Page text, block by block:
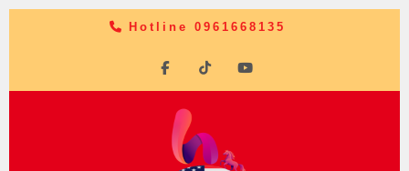
Hotline 0961668135